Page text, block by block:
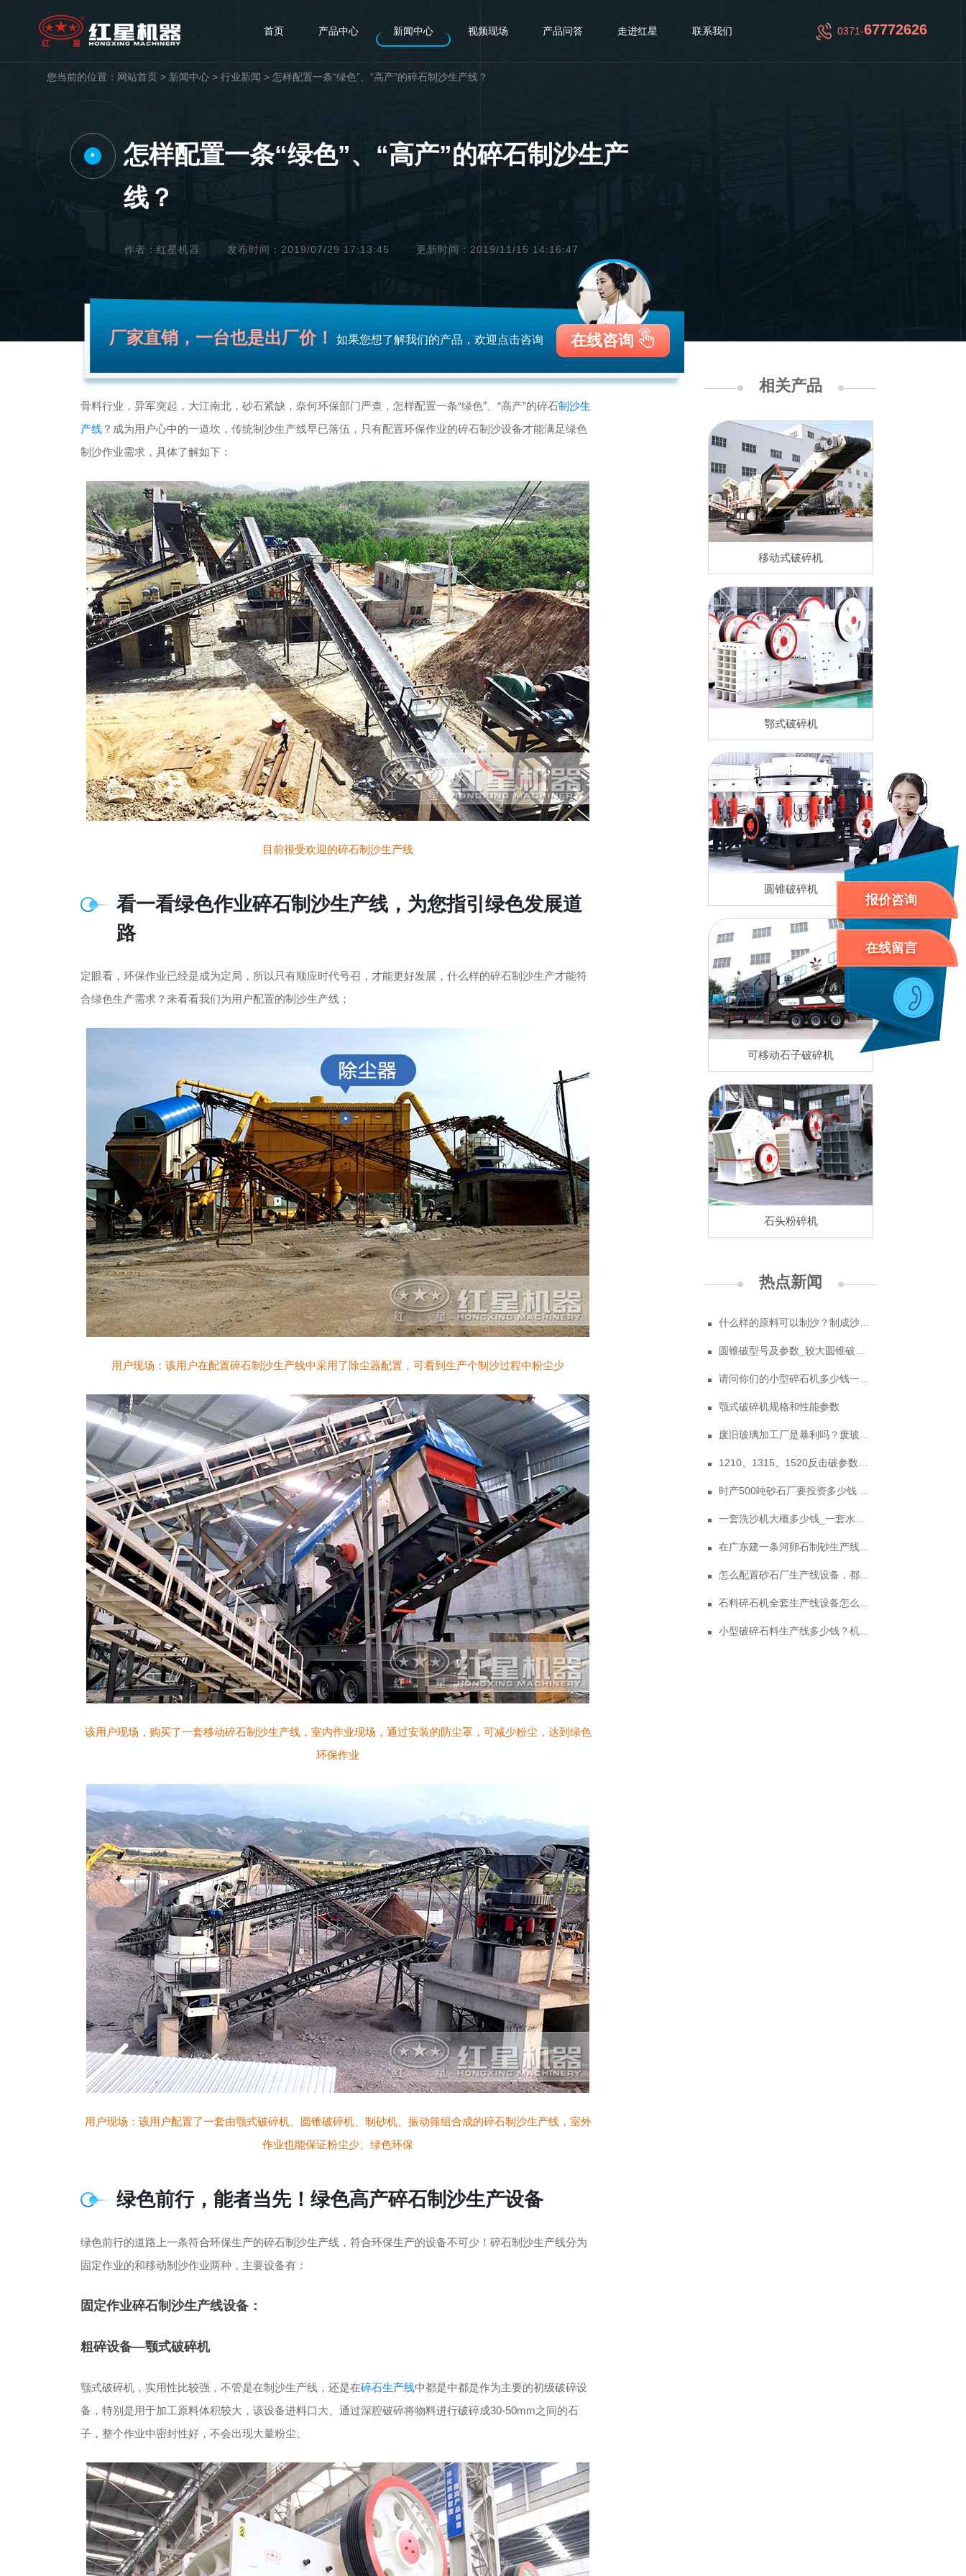
首页 产品中心 新闻中心 视频现场 产品问答 走进红星 联系我们 0371-67772626
您当前的位置： 网站首页 > 新闻中心 > 行业新闻 > 怎样配置一条“绿色”、“高产”的碎石制沙生产线？
•
怎样配置一条“绿色”、“高产”的碎石制沙生产
线？
作者：红星机器 发布时间：2019/07/29 17:13:45 更新时间：2019/11/15 14:16:47
厂家直销，一台也是出厂价！ 如果您想了解我们的产品，欢迎点击咨询 在线咨询
骨料行业，异军突起，大江南北，砂石紧缺，奈何环保部门严查，怎样配置一条“绿色”、“高产”的碎石制沙生
产线 ？成为用户心中的一道坎，传统制沙生产线早已落伍，只有配置环保作业的碎石制沙设备才能满足绿色
制沙作业需求，具体了解如下：
目前很受欢迎的碎石制沙生产线
看一看绿色作业碎石制沙生产线，为您指引绿色发展道
路
定眼看，环保作业已经是成为定局，所以只有顺应时代号召，才能更好发展，什么样的碎石制沙生产才能符
合绿色生产需求？来看看我们为用户配置的制沙生产线；
用户现场：该用户在配置碎石制沙生产线中采用了除尘器配置，可看到生产个制沙过程中粉尘少
该用户现场，购买了一套移动碎石制沙生产线，室内作业现场，通过安装的防尘罩，可减少粉尘，达到绿色
环保作业
用户现场：该用户配置了一套由颚式破碎机、圆锥破碎机、制砂机、振动筛组合成的碎石制沙生产线，室外
作业也能保证粉尘少、绿色环保
绿色前行，能者当先！绿色高产碎石制沙生产设备
绿色前行的道路上一条符合环保生产的碎石制沙生产线，符合环保生产的设备不可少！碎石制沙生产线分为
固定作业的和移动制沙作业两种，主要设备有：
固定作业碎石制沙生产线设备：
粗碎设备—颚式破碎机
颚式破碎机，实用性比较强，不管是在制沙生产线，还是在碎石生产线中都是中都是作为主要的初级破碎设
备，特别是用于加工原料体积较大，该设备进料口大、通过深腔破碎将物料进行破碎成30-50mm之间的石
子，整个作业中密封性好，不会出现大量粉尘。
相关产品
移动式破碎机
鄂式破碎机
圆锥破碎机
可移动石子破碎机
石头粉碎机
热点新闻
什么样的原料可以制沙？制成沙子成本多少
圆锥破型号及参数_较大圆锥破碎机型号
请问你们的小型碎石机多少钱一台？
颚式破碎机规格和性能参数
废旧玻璃加工厂是暴利吗？废玻璃加工设备多少钱？
1210、1315、1520反击破参数及价格
时产500吨砂石厂要投资多少钱 政府为什么不支持机制砂？
一套洗沙机大概多少钱_一套水洗砂设备价格
在广东建一条河卵石制砂生产线多少钱？
怎么配置砂石厂生产线设备，都需要哪些手续
石料碎石机全套生产线设备怎么配置，价格多少
小型破碎石料生产线多少钱？机制砂销路怎么样？
报价咨询
在线留言